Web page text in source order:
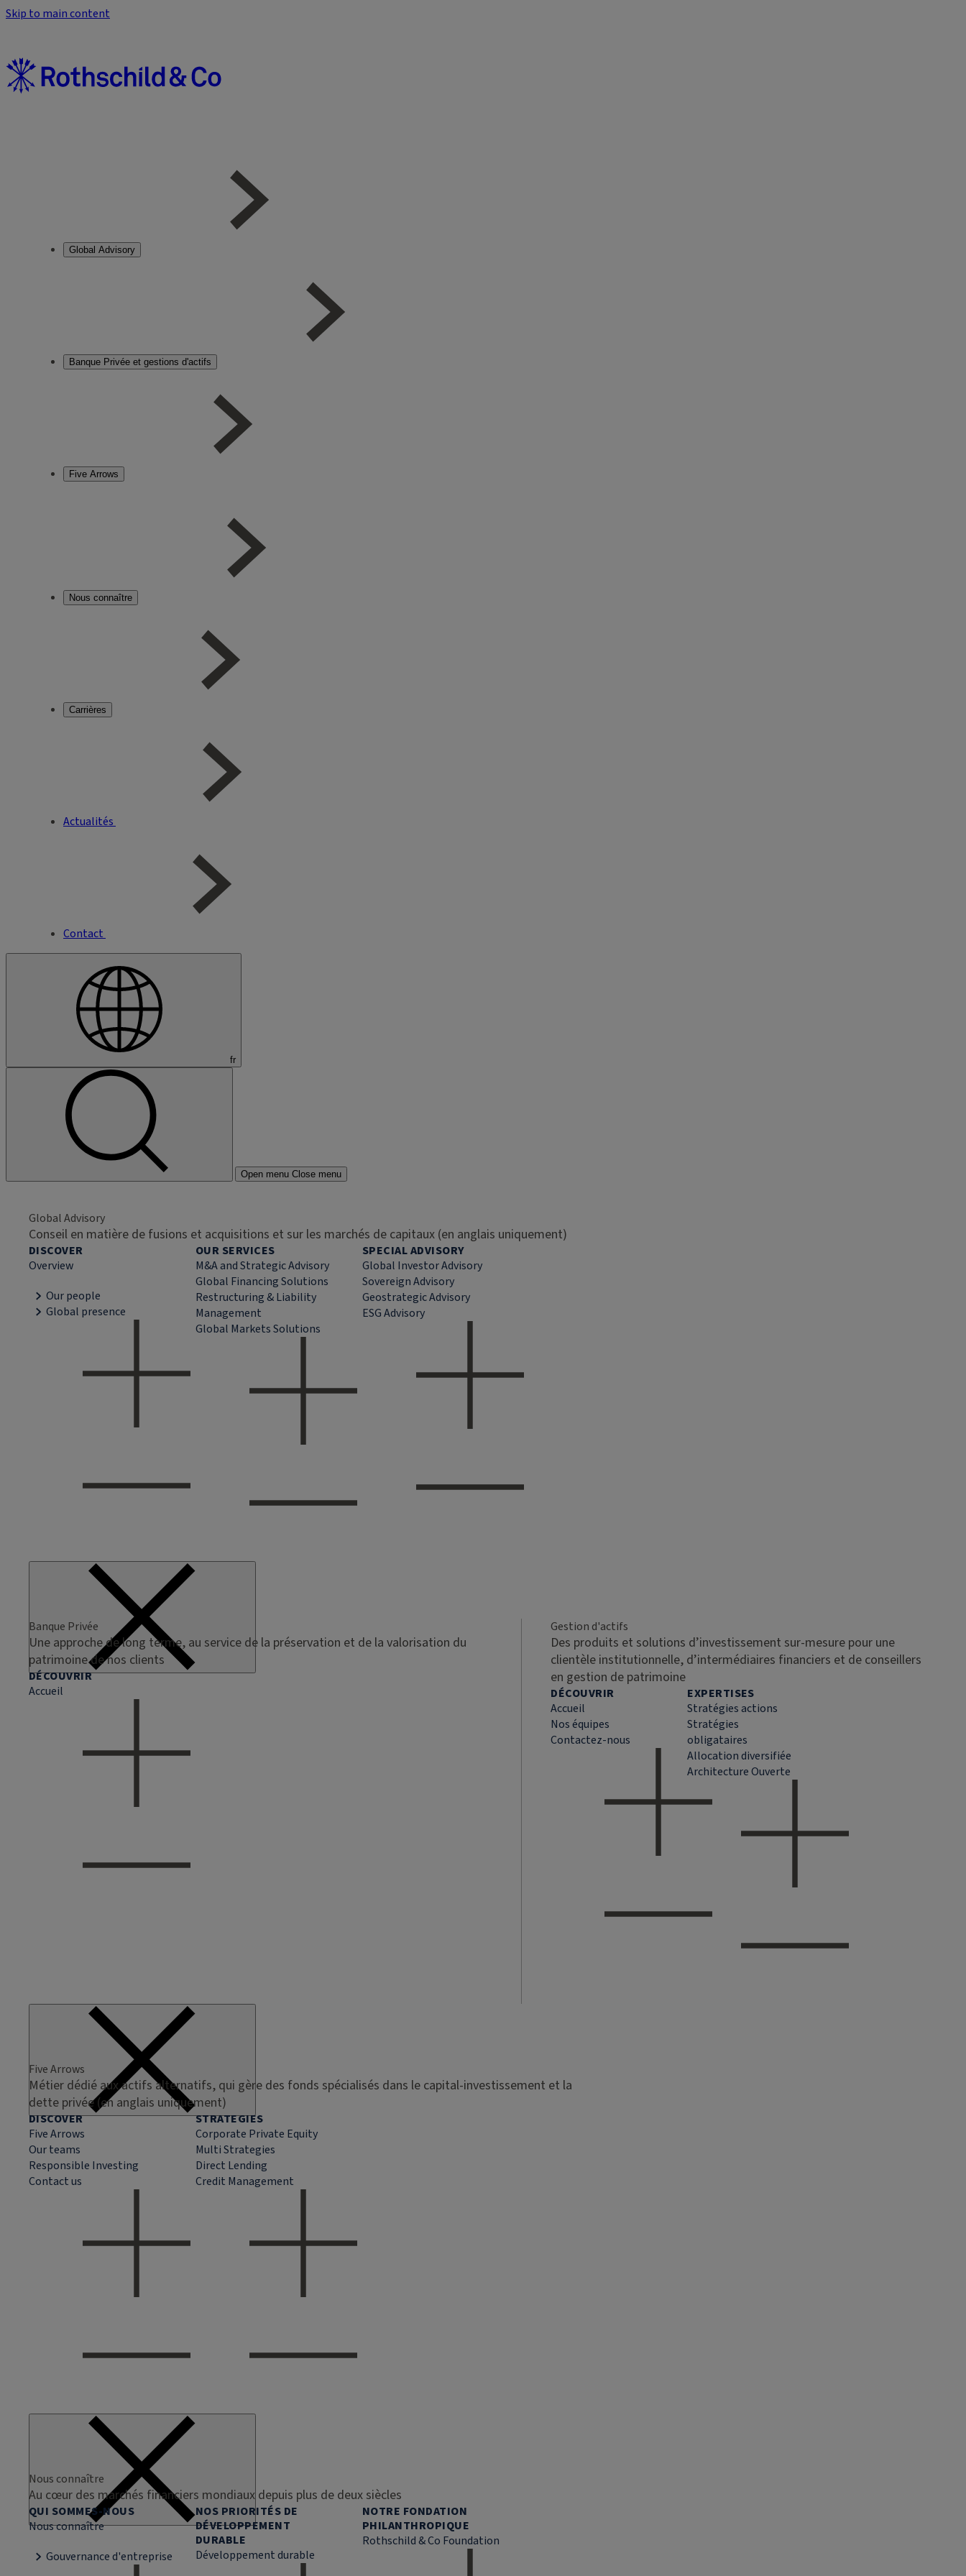
Skip to main content
Global Advisory
Banque Privée et gestions d'actifs
Five Arrows
Nous connaître
Carrières
Actualités
Contact
fr
Open menu Close menu
Global Advisory
Conseil en matière de fusions et acquisitions et sur les marchés de capitaux (en anglais uniquement)
DISCOVER
Overview
Our people
Global presence
OUR SERVICES
M&A and Strategic Advisory
Global Financing Solutions
Restructuring & Liability
Management
Global Markets Solutions
SPECIAL ADVISORY
Global Investor Advisory
Sovereign Advisory
Geostrategic Advisory
ESG Advisory
Banque Privée
Une approche de long terme, au service de la préservation et de la valorisation du
patrimoine de nos clients
DÉCOUVRIR
Accueil
Gestion d'actifs
Des produits et solutions d’investissement sur-mesure pour une
clientèle institutionnelle, d’intermédiaires financiers et de conseillers
en gestion de patrimoine
DÉCOUVRIR
Accueil
Nos équipes
Contactez-nous
EXPERTISES
Stratégies actions
Stratégies
obligataires
Allocation diversifiée
Architecture Ouverte
Five Arrows
Métier dédié aux actifs alternatifs, qui gère des fonds spécialisés dans le capital-investissement et la
dette privée (en anglais uniquement)
DISCOVER
Five Arrows
Our teams
Responsible Investing
Contact us
STRATEGIES
Corporate Private Equity
Multi Strategies
Direct Lending
Credit Management
Nous connaître
Au cœur des marchés financiers mondiaux depuis plus de deux siècles
QUI SOMMES-NOUS
Nous connaître
Gouvernance d'entreprise
NOS PRIORITÉS DE
DÉVELOPPEMENT
DURABLE
Développement durable
NOTRE FONDATION
PHILANTHROPIQUE
Rothschild & Co Foundation